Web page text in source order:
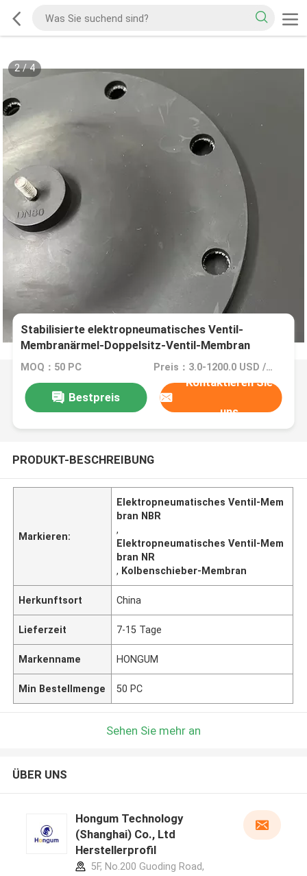
2/4
Stabilisierte elektropneumatisches Ventil-
Membranärmel-Doppelsitz-Ventil-Membran
MOQ：50 PC Preis：3.0-1200.0 USD / PC
Bestpreis
Kontaktieren Sie
uns
PRODUKT-BESCHREIBUNG
Markieren:
Elektropneumatisches Ventil-Mem
bran NBR
,
Elektropneumatisches Ventil-Mem
bran NR
, Kolbenschieber-Membran
Herkunftsort China
Lieferzeit 7-15 Tage
Markenname HONGUM
Min Bestellmenge 50 PC
Sehen Sie mehr an
ÜBER UNS
Hongum Technology
(Shanghai) Co., Ltd
Herstellerprofil
5F, No.200 Guoding Road,